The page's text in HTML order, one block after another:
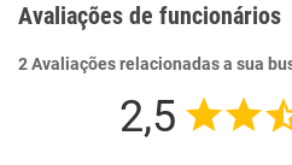
Avaliações de funcionários
2 Avaliações relacionadas a sua
2,5